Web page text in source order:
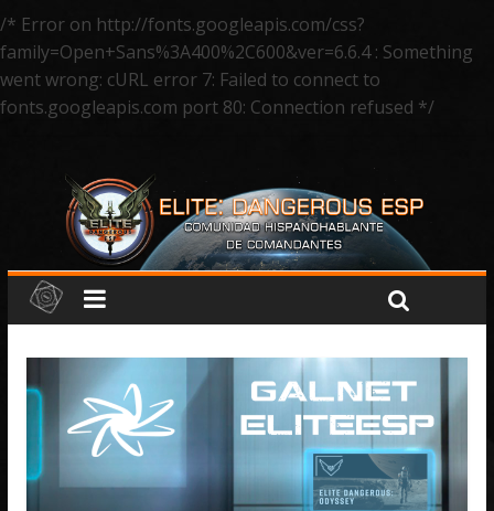
/* Error on http://fonts.googleapis.com/css?
family=Open+Sans%3A400%2C600&ver=6.6.4 : Something
went wrong: cURL error 7: Failed to connect to
fonts.googleapis.com port 80: Connection refused */